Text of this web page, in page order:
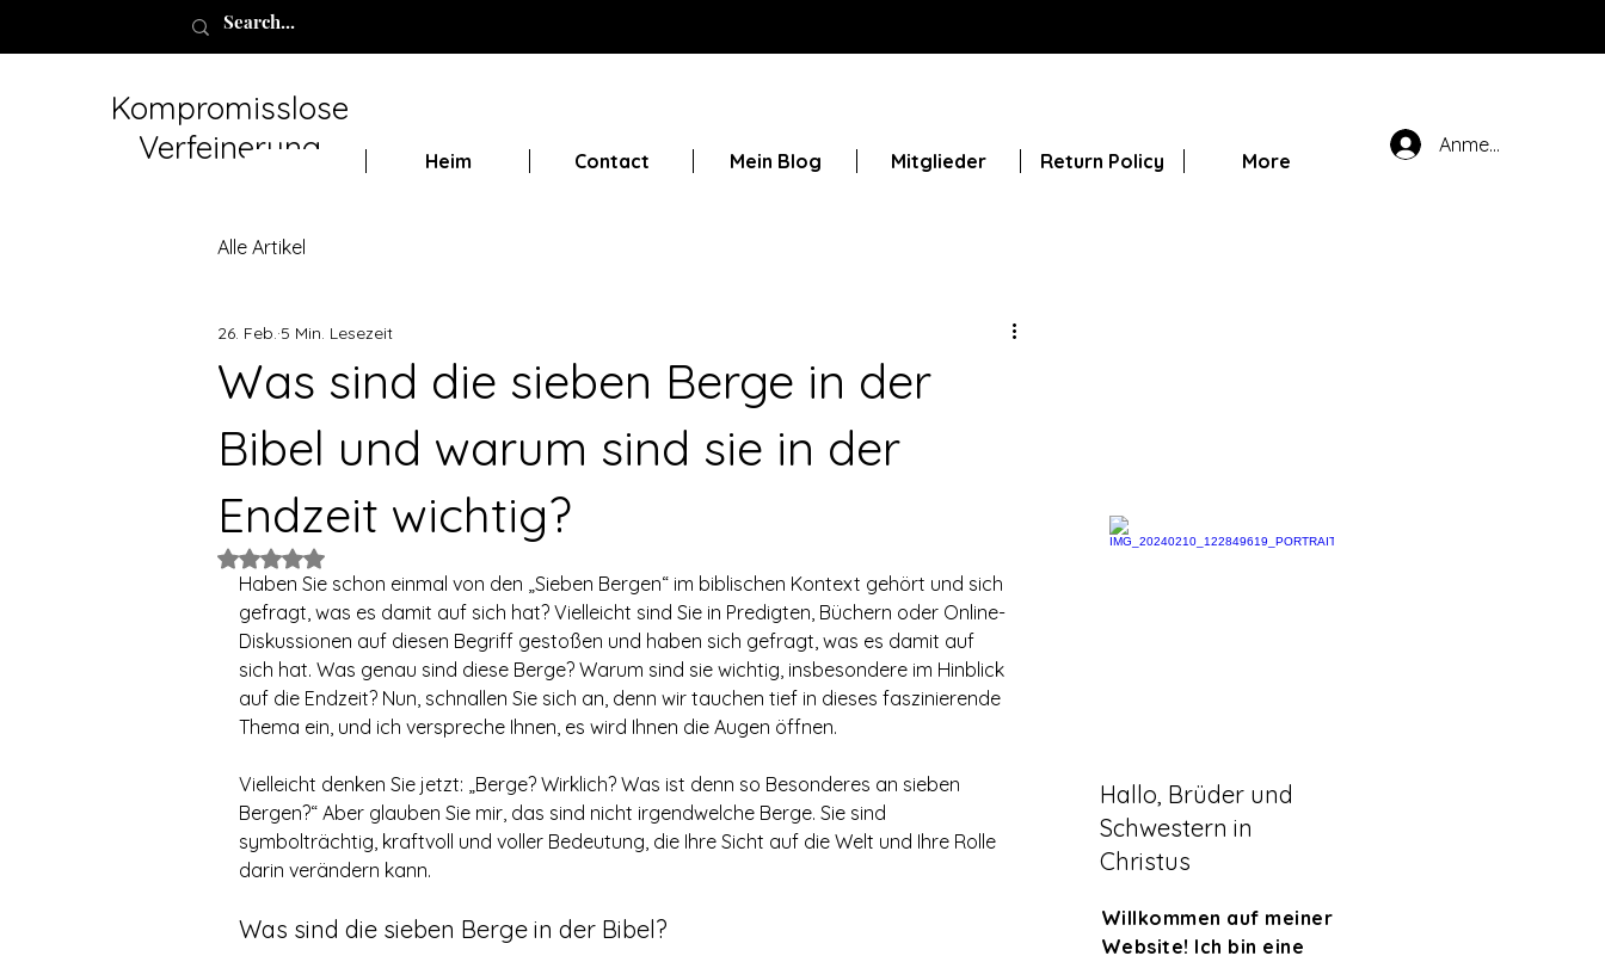
Kompromisslose
Verfeinerung
Alle Artikel
Was sind die sieben Berge in der
Bibel und warum sind sie in der
Endzeit wichtig?
26. Feb. 5 Min. Lesezeit
Mit NaN von 5 Sternen bewertet.
Haben Sie schon einmal von den „Sieben Bergen“ im biblischen Kontext gehört und sich
gefragt, was es damit auf sich hat? Vielleicht sind Sie in Predigten, Büchern oder Online-
Diskussionen auf diesen Begriff gestoßen und haben sich gefragt, was es damit auf
sich hat. Was genau sind diese Berge? Warum sind sie wichtig, insbesondere im Hinblick
auf die Endzeit? Nun, schnallen Sie sich an, denn wir tauchen tief in dieses faszinierende
Thema ein, und ich verspreche Ihnen, es wird Ihnen die Augen öffnen.
Vielleicht denken Sie jetzt: „Berge? Wirklich? Was ist denn so Besonderes an sieben
Bergen?“ Aber glauben Sie mir, das sind nicht irgendwelche Berge. Sie sind
symbolträchtig, kraftvoll und voller Bedeutung, die Ihre Sicht auf die Welt und Ihre Rolle
darin verändern kann.
Was sind die sieben Berge in der Bibel?
Hallo, Brüder und
Schwestern in
Christus
Willkommen auf meiner
Website! Ich bin eine
Anmelden
Heim Contact Mein Blog Mitglieder Return Policy More